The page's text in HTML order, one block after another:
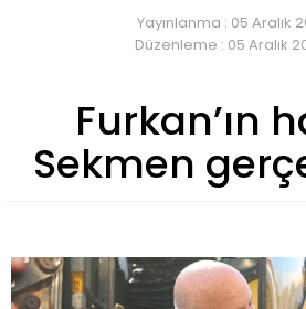
Yayınlanma : 05 Aralık
Düzenleme : 05 Aralık
Furkan’ın
Sekmen